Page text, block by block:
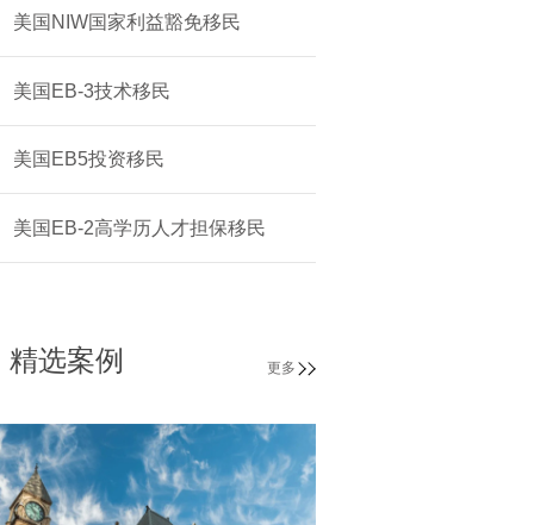
美国NIW国家利益豁免移民
美国EB-3技术移民
美国EB5投资移民
美国EB-2高学历人才担保移民
精选案例 更多